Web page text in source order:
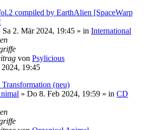
compiled by EarthAlien [SpaceWarp
Sa 2. Mär 2024, 19:45 » in International
von Psylicious
19:45
(neu)
» Do 8. Feb 2024, 19:59 » in CD